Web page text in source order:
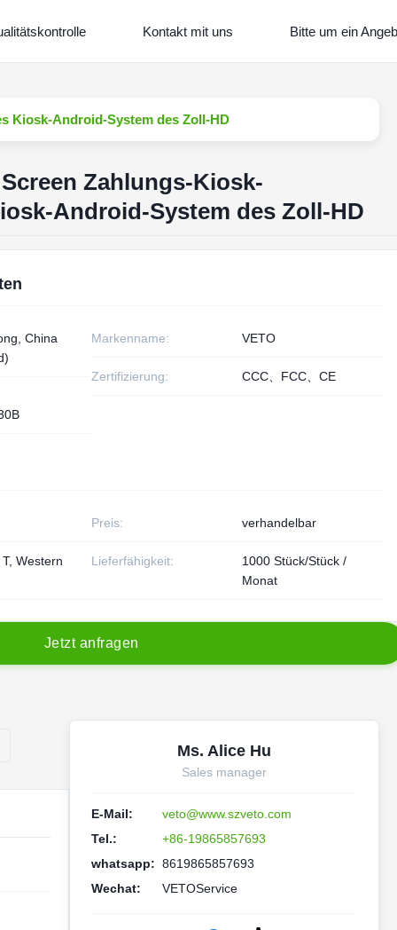
Kontakt mit uns Bitte um ein
Kiosk-Android-System des Zoll-HD
Zahlungs-Kiosk-
Android-System des Zoll-HD
China
Markenname: VETO
Zertifizierung: CCC、FCC、CE
Preis: verhandelbar
Western Lieferfähigkeit:
1000 Stück/Stück /
Monat
Jetzt anfragen
Ms. Alice Hu
Sales manager
E-Mail:
veto@www.szveto.com
Tel.:
+86-19865857693
whatsapp: 8619865857693
Wechat:
VETOService